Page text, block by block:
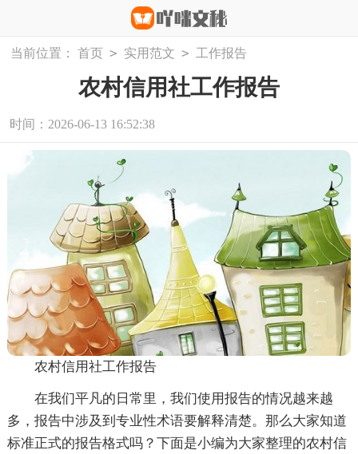
当前位置： 首页 > 实用范文 > 工作报告
农村信用社工作报告
时间：2026-06-13 16:52:38
农村信用社工作报告
在我们平凡的日常里，我们使用报告的情况越来越
多，报告中涉及到专业性术语要解释清楚。那么大家知道
标准正式的报告格式吗？下面是小编为大家整理的农村信